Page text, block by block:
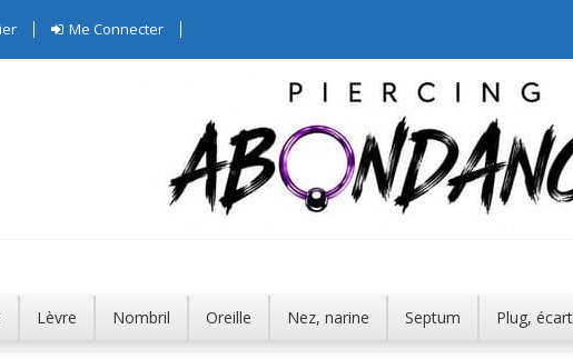
Me Connecter
Lèvre Nombril Oreille Nez, narine Septum Plug,